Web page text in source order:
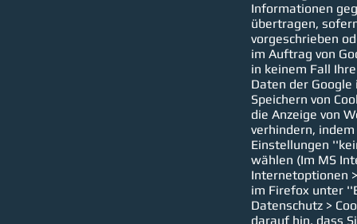
Informationen
übertragen,
vorgeschrieben
im Auftrag von
in keinem Fall
Daten der
Speichern von
die Anzeige von
verhindern,
Einstellungen
wählen (Im MS
Internetoptionen
im Firefox unter
Datenschutz >
darauf hin, dass